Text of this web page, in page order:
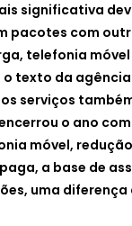
significativa
pacotes com
telefonia móvel
texto da
serviços
o ano
móvel, redução
a base de
uma diferença